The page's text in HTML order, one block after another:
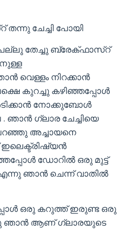
ചേച്ചി പോയി
തേച്ചു ബ്രേക്ഫാസ്റ്
വെള്ളം നിറക്കാൻ
കുറച്ചു കഴിഞ്ഞപ്പോൾ
നോക്കുബോൾ
ഗ്ലാര ചേച്ചിയെ
പറഞ്ഞു അച്ചായനെ
ഡോറിൽ ഒരു മുട്ട്
ഞാൻ ചെന്ന് വാതിൽ
ഒരു കറുത്ത് ഇരുണ്ട ഒരു
ഞാൻ ആണ് ഗ്ലാരയുടെ